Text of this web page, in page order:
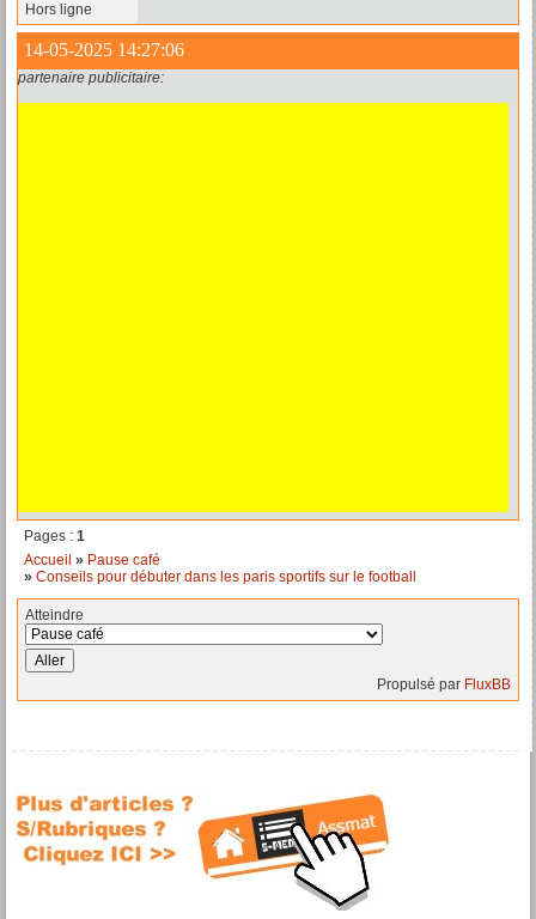
Hors ligne
14-05-2025 14:27:06
partenaire publicitaire:
Pages : 1
Accueil » Pause café
» Conseils pour débuter dans les paris sportifs sur le football
Atteindre
Propulsé par FluxBB